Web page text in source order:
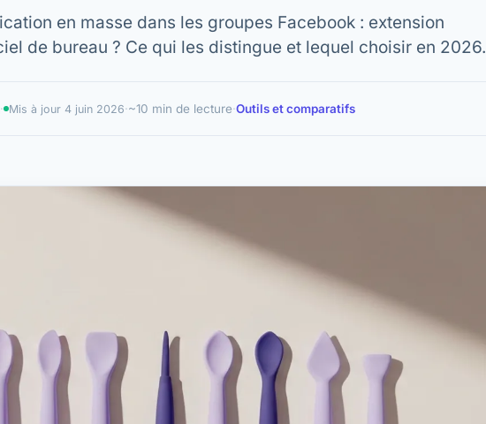
en masse dans les groupes Facebook : extension
de bureau ? Ce qui les distingue et lequel choisir en 2026.
· Mis à jour 4 juin 2026·~10 min de lecture·Outils et comparatifs